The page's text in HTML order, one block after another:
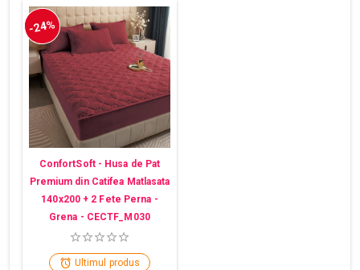
-24%
ConfortSoft - Husa de Pat
Premium din Catifea Matlasata
140x200 + 2 Fete Perna -
Grena - CECTF_M030
Ultimul produs